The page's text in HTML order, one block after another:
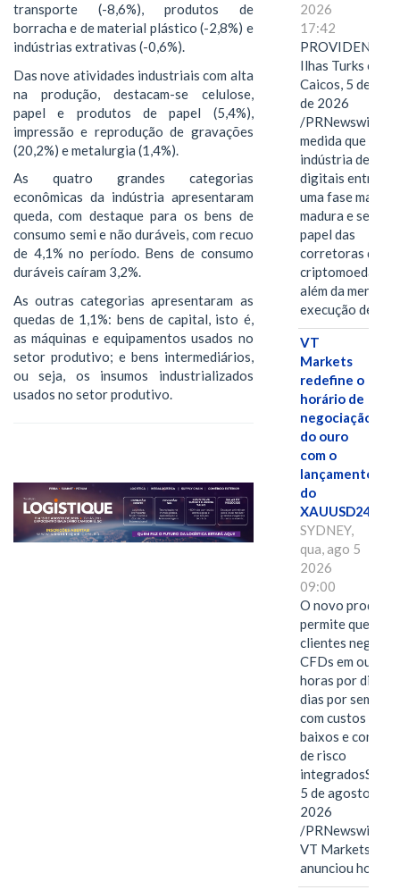
transporte (-8,6%), produtos de
borracha e de material plástico (-2,8%) e
indústrias extrativas (-0,6%).
Das nove atividades industriais com alta
na produção, destacam-se celulose,
papel e produtos de papel (5,4%),
impressão e reprodução de gravações
(20,2%) e metalurgia (1,4%).
As quatro grandes categorias
econômicas da indústria apresentaram
queda, com destaque para os bens de
consumo semi e não duráveis, com recuo
de 4,1% no período. Bens de consumo
duráveis caíram 3,2%.
As outras categorias apresentaram as
quedas de 1,1%: bens de capital, isto é,
as máquinas e equipamentos usados no
setor produtivo; e bens intermediários,
ou seja, os insumos industrializados
usados no setor produtivo.
2026
17:42
Ilhas Turks e
Caicos, 5 de
de 2026
/PRNewswire/
medida que a
indústria de
digitais entra em
uma fase mais
madura e
papel das
corretoras de
criptomoedas
além da mera
execução de…
VT
Markets
redefine o
horário de
negociação
do ouro
com o
lançamento
do
XAUUSD247
SYDNEY,
qua, ago 5
2026
09:00
O novo produto
permite que os
clientes
CFDs em ouro
horas por dia,
dias por semana,
com custos mais
baixos e
de risco
5 de agosto de
2026
/PRNewswire/
VT Markets
anunciou hoje